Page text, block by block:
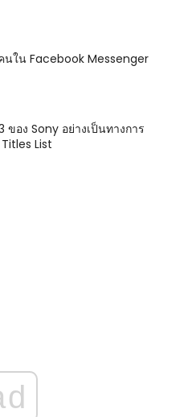
นใน Facebook Messenger
ของ Sony อย่างเป็นทางการ
List